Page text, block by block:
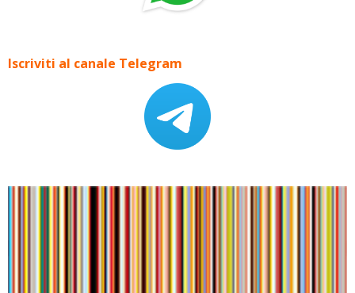
Iscriviti al canale Telegram